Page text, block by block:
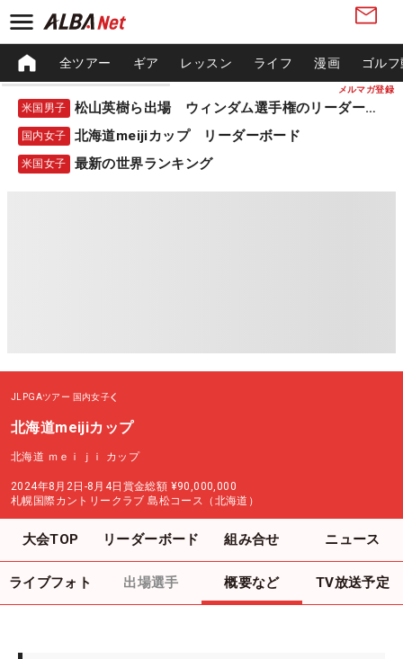
メルマガ登録
全ツアー ギア レッスン ライフ 漫画 ゴル
米国男子 松山英樹ら出場 ウィンダム選手権のリーダーボード
国内女子 北海道meijiカップ リーダーボード
米国女子 最新の世界ランキング
JLPGAツアー 国内女子
北海道meijiカップ
北海道 ｍｅｉｊｉ カップ
2024年8月2日-8月4日 賞金総額 ¥90,000,000
札幌国際カントリークラブ 島松コース（北海道）
大会TOP リーダーボード 組み合せ ニュース
ライブフォト 出場選手 概要など TV放送予定